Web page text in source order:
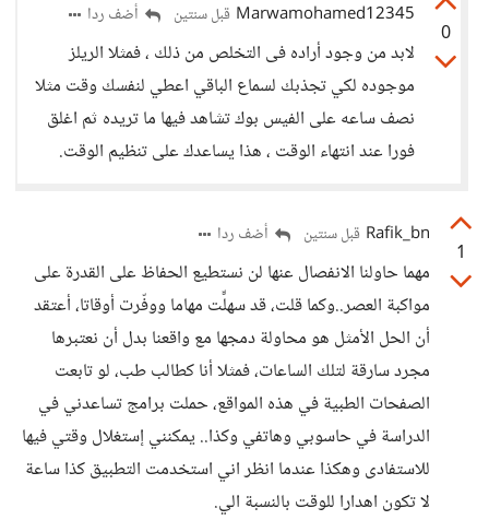
0
Marwamohamed12345 قبل سنتين أضف ردا
لابد من وجود أراده فى التخلص من ذلك ، فمثلا الريلز
موجوده لكي تجذبك لسماع الباقي اعطي لنفسك وقت مثلا
نصف ساعه على الفيس بوك تشاهد فيها ما تريده ثم اغلق
فورا عند انتهاء الوقت ، هذا يساعدك على تنظيم الوقت.
1
Rafik_bn قبل سنتين أضف ردا
مهما حاولنا الانفصال عنها لن نستطيع الحفاظ على القدرة على
مواكبة العصر..وكما قلت، قد سهلّّت مهاما ووفّرت أوقاتا، أعتقد
أن الحل الأمثل هو محاولة دمجها مع واقعنا بدل أن نعتبرها
مجرد سارقة لتلك الساعات، فمثلا أنا كطالب طب، لو تابعت
الصفحات الطبية في هذه المواقع، حملت برامج تساعدني في
الدراسة في حاسوبي وهاتفي وكذا.. يمكنني إستغلال وقتي فيها
للاستفادى وهكذا عندما انظر اني استخدمت التطبيق كذا ساعة
لا تكون اهدارا للوقت بالنسبة الي.